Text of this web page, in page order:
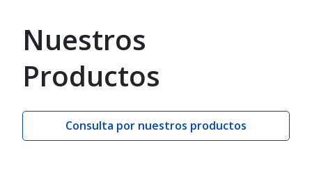
Nuestros
Productos
Consulta por nuestros productos